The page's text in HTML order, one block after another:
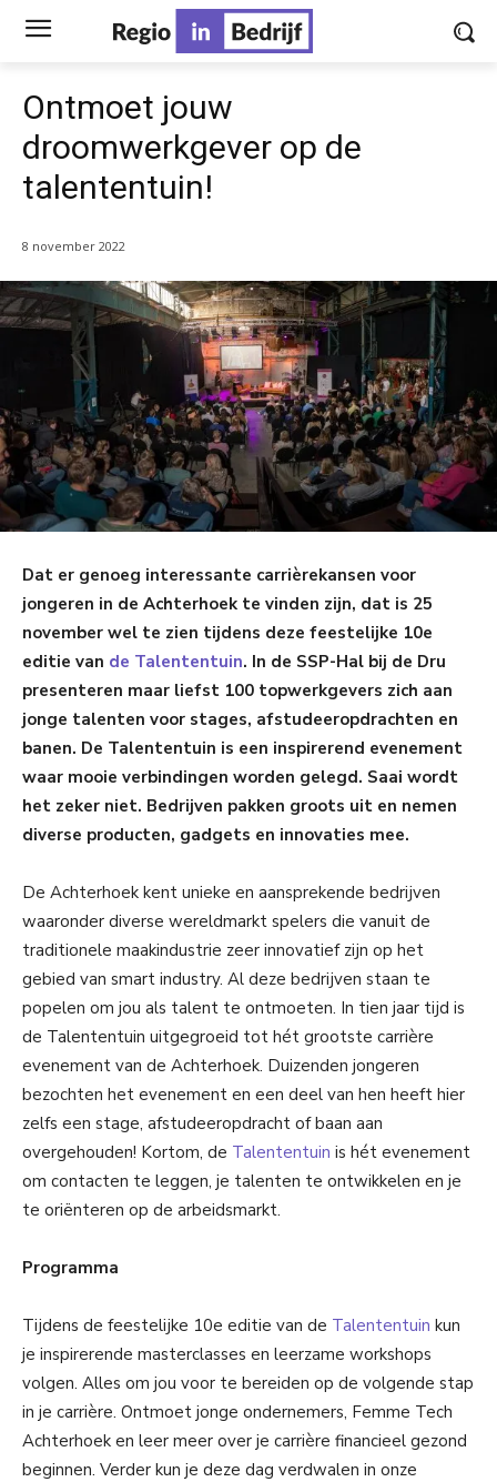
Ontmoet jouw
droomwerkgever op de
talententuin!
8 november 2022
Dat er genoeg interessante carrièrekansen voor
jongeren in de Achterhoek te vinden zijn, dat is 25
november wel te zien tijdens deze feestelijke 10e
editie van de Talententuin. In de SSP-Hal bij de Dru
presenteren maar liefst 100 topwerkgevers zich aan
jonge talenten voor stages, afstudeeropdrachten en
banen. De Talententuin is een inspirerend evenement
waar mooie verbindingen worden gelegd. Saai wordt
het zeker niet. Bedrijven pakken groots uit en nemen
diverse producten, gadgets en innovaties mee.
De Achterhoek kent unieke en aansprekende bedrijven
waaronder diverse wereldmarkt spelers die vanuit de
traditionele maakindustrie zeer innovatief zijn op het
gebied van smart industry. Al deze bedrijven staan te
popelen om jou als talent te ontmoeten. In tien jaar tijd is
de Talententuin uitgegroeid tot hét grootste carrière
evenement van de Achterhoek. Duizenden jongeren
bezochten het evenement en een deel van hen heeft hier
zelfs een stage, afstudeeropdracht of baan aan
overgehouden! Kortom, de Talententuin is hét evenement
om contacten te leggen, je talenten te ontwikkelen en je
te oriënteren op de arbeidsmarkt.
Programma
Tijdens de feestelijke 10e editie van de Talententuin kun
je inspirerende masterclasses en leerzame workshops
volgen. Alles om jou voor te bereiden op de volgende stap
in je carrière. Ontmoet jonge ondernemers, Femme Tech
Achterhoek en leer meer over je carrière financieel gezond
beginnen. Verder kun je deze dag verdwalen in onze